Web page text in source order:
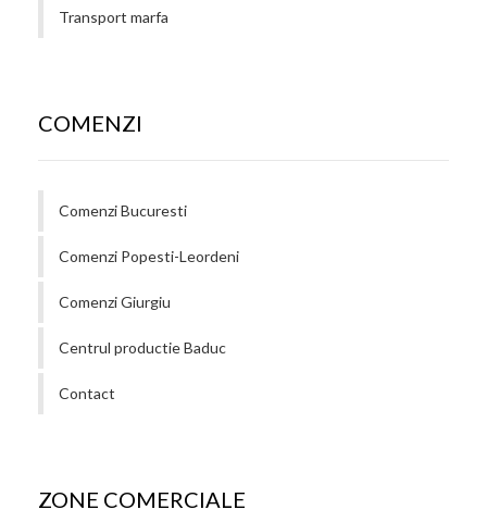
Transport marfa
COMENZI
Comenzi Bucuresti
Comenzi Popesti-Leordeni
Comenzi Giurgiu
Centrul productie Baduc
Contact
ZONE COMERCIALE